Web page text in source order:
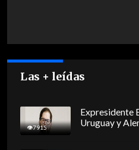
Las + leídas
7915
Expresidente
Uruguay y